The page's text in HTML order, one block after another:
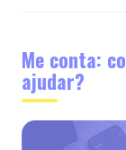
Me conta:
ajudar?